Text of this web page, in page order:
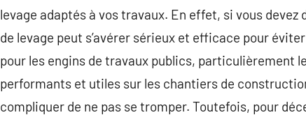
levage adaptés à vos travaux. En effet, si vous
de levage peut s’avérer sérieux et efficace pour
pour les engins de travaux publics, particulièrement
performants et utiles sur les chantiers de
compliquer de ne pas se tromper. Toutefois, pour